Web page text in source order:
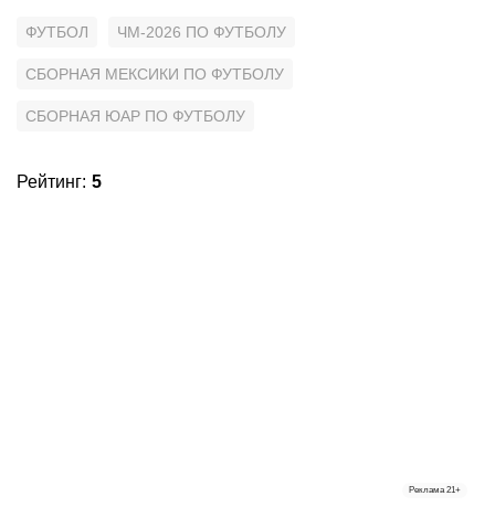
ФУТБОЛ ЧМ-2026 ПО ФУТБОЛУ
СБОРНАЯ МЕКСИКИ ПО ФУТБОЛУ
СБОРНАЯ ЮАР ПО ФУТБОЛУ
Рейтинг: 5
Реклама 21+